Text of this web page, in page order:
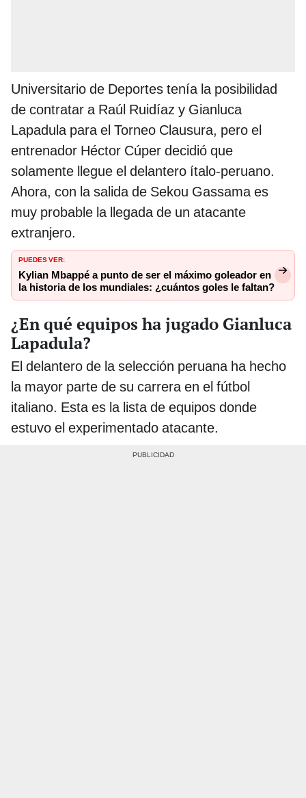
Universitario de Deportes tenía la posibilidad
de contratar a Raúl Ruidíaz y Gianluca
Lapadula para el Torneo Clausura, pero el
entrenador Héctor Cúper decidió que
solamente llegue el delantero ítalo-peruano.
Ahora, con la salida de Sekou Gassama es
muy probable la llegada de un atacante
extranjero.
PUEDES VER:
Kylian Mbappé a punto de ser el máximo goleador en
la historia de los mundiales: ¿cuántos goles le faltan?
¿En qué equipos ha jugado Gianluca
Lapadula?
El delantero de la selección peruana ha hecho
la mayor parte de su carrera en el fútbol
italiano. Esta es la lista de equipos donde
estuvo el experimentado atacante.